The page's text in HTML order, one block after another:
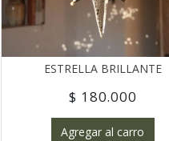
ESTRELLA BRILLANTE
$ 180.000
Agregar al carro